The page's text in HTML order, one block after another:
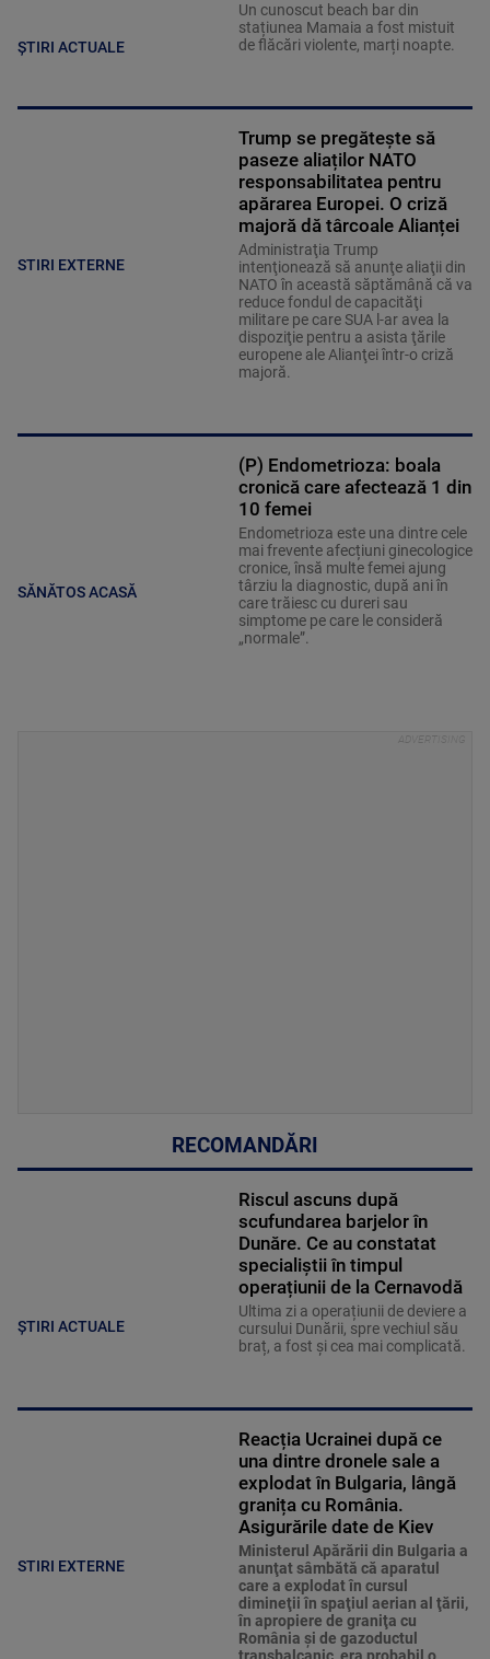
ȘTIRI ACTUALE
Un cunoscut beach bar din
stațiunea Mamaia a fost mistuit
de flăcări violente, marți noapte.
STIRI EXTERNE
Trump se pregătește să
paseze aliaților NATO
responsabilitatea pentru
apărarea Europei. O criză
majoră dă târcoale Alianței
Administraţia Trump
intenţionează să anunţe aliaţii din
NATO în această săptămână că va
reduce fondul de capacităţi
militare pe care SUA l-ar avea la
dispoziţie pentru a asista ţările
europene ale Alianţei într-o criză
majoră.
SĂNĂTOS ACASĂ
(P) Endometrioza: boala
cronică care afectează 1 din
10 femei
Endometrioza este una dintre cele
mai frevente afecțiuni ginecologice
cronice, însă multe femei ajung
târziu la diagnostic, după ani în
care trăiesc cu dureri sau
simptome pe care le consideră
„normale”.
RECOMANDĂRI
ȘTIRI ACTUALE
Riscul ascuns după
scufundarea barjelor în
Dunăre. Ce au constatat
specialiștii în timpul
operațiunii de la Cernavodă
Ultima zi a operațiunii de deviere a
cursului Dunării, spre vechiul său
braț, a fost și cea mai complicată.
STIRI EXTERNE
Reacția Ucrainei după ce
una dintre dronele sale a
explodat în Bulgaria, lângă
granița cu România.
Asigurările date de Kiev
Ministerul Apărării din Bulgaria a
anunţat sâmbătă că aparatul
care a explodat în cursul
dimineţii în spaţiul aerian al ţării,
în apropiere de graniţa cu
România şi de gazoductul